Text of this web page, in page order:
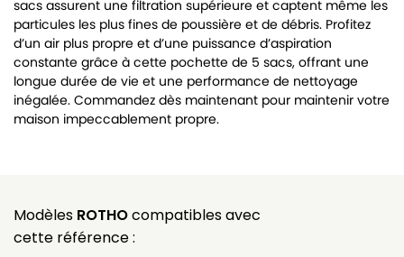
sacs assurent une filtration supérieure et captent même les
particules les plus fines de poussière et de débris. Profitez
d’un air plus propre et d’une puissance d’aspiration
constante grâce à cette pochette de 5 sacs, offrant une
longue durée de vie et une performance de nettoyage
inégalée. Commandez dès maintenant pour maintenir votre
maison impeccablement propre.
Modèles ROTHOcompatibles avec
cette référence :